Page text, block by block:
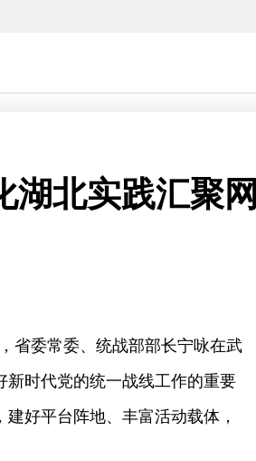
湖北实践汇聚
省委常委、统战部部长宁咏在武
时代党的统一战线工作的重要
好平台阵地、丰富活动载体，